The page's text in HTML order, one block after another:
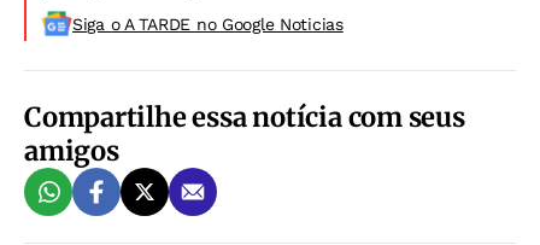
Siga o A TARDE no Google Noticias
Compartilhe essa notícia com seus
amigos